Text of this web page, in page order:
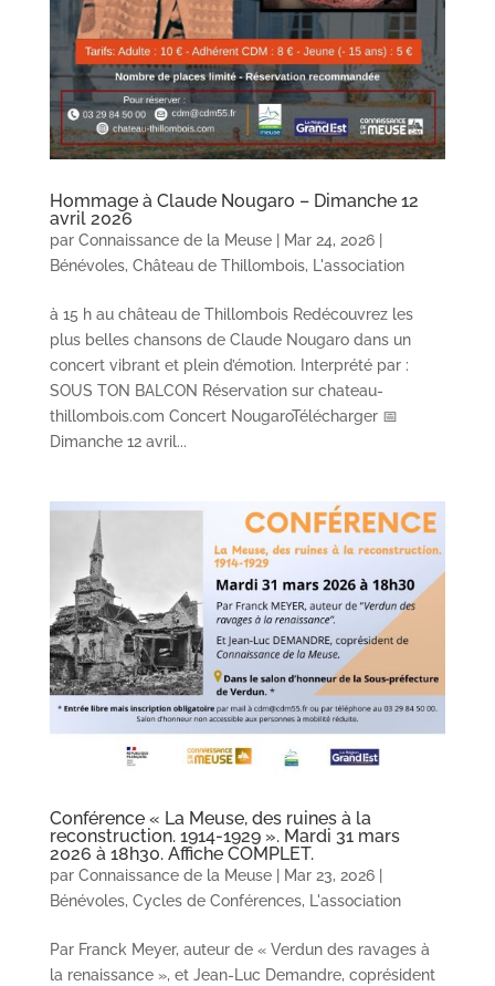
Hommage à Claude Nougaro – Dimanche 12
avril 2026
par Connaissance de la Meuse| Mar 24, 2026|
Bénévoles, Château de Thillombois, L'association
à 15 h au château de Thillombois Redécouvrez les
plus belles chansons de Claude Nougaro dans un
concert vibrant et plein d’émotion. Interprété par :
SOUS TON BALCON Réservation sur chateau-
thillombois.com Concert NougaroTélécharger 📅
Dimanche 12 avril...
Conférence « La Meuse, des ruines à la
reconstruction. 1914-1929 ». Mardi 31 mars
2026 à 18h30. Affiche COMPLET.
par Connaissance de la Meuse| Mar 23, 2026|
Bénévoles, Cycles de Conférences, L'association
Par Franck Meyer, auteur de « Verdun des ravages à
la renaissance », et Jean-Luc Demandre, coprésident